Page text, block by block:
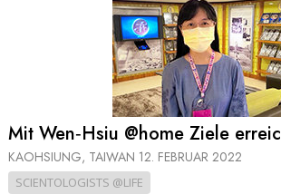
Mit Wen‑Hsiu @home Ziele
KAOHSIUNG, TAIWAN 12. FEBRUAR 2022
SCIENTOLOGISTS @LIFE